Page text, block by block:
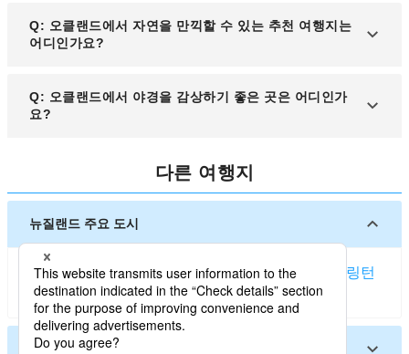
질랜드 특산품을 구매할 수 있습니다.
A: 오클랜드에서는 마누카 꿀(Manuka Honey), 메리
노 울 제품, 포후투카와(Pōhutukawa) 나무 조각품,
Q: 오클랜드에서 자연을 만끽할 수 있는 추천 여행지는
어디인가요?
A: 오클랜드 근교에는 아름다운 자연을 감상할 수 있
는 곳이 많습니다. 랑기토토 섬(Rangitoto Island)에
Q: 오클랜드에서 야경을 감상하기 좋은 곳은 어디인가
요?
A: 오클랜드의 대표적인 야경 명소로는 스카이 타워
(Sky Tower)가 있으며, 정상에서 도심과 항구를 한눈
에 내려다볼 수 있습니다. 또한, 마운트 이든(Mount
Eden)과 미션 베이(Mission Bay)도 야경을 감상하기
좋은 장소로 추천됩니다.
다른 여행지
뉴질랜드 주요 도시
오클랜드 (뉴질랜드) 크라이스트처치퀸스타운
웰링턴
더니든넬슨 (뉴질랜드)
뉴질랜드 기타 도시